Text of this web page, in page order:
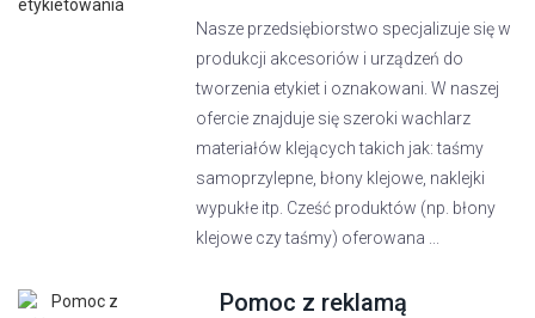
Nasze przedsiębiorstwo specjalizuje się w
produkcji akcesoriów i urządzeń do
tworzenia etykiet i oznakowani. W naszej
ofercie znajduje się szeroki wachlarz
materiałów klejących takich jak: taśmy
samoprzylepne, błony klejowe, naklejki
wypukłe itp. Cześć produktów (np. błony
klejowe czy taśmy) oferowana ...
Pomoc z reklamą